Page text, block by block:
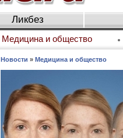
Ликбез
Медицина и общество
Новости » Медицина и общество